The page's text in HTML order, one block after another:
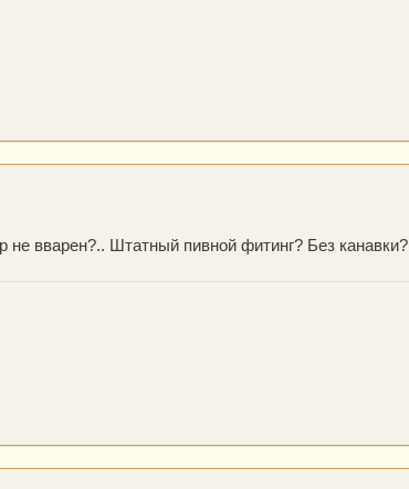
вварен?.. Штатный пивной фитинг? Без канавки?